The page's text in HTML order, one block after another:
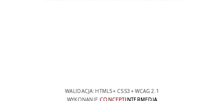
WALIDACJA: HTML5+ CSS3 + WCAG 2.1
WYKONANIE CONCEPTINTERMEDIA